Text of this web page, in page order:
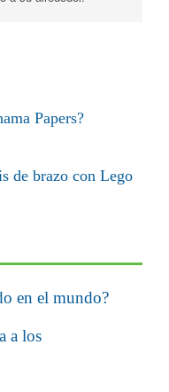
Papers?
de brazo con Lego
en el mundo?
a los